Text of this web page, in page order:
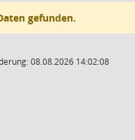
gefunden.
08.08.2026 14:02:08